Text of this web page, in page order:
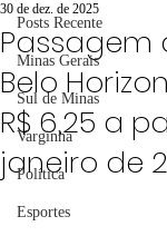
Posts Recente
Minas Gerais
Sul de Minas
Varginha
Política
Esportes
Passagem
Belo
R$ 6,25 a
janeiro de
30 de dez. de 2025